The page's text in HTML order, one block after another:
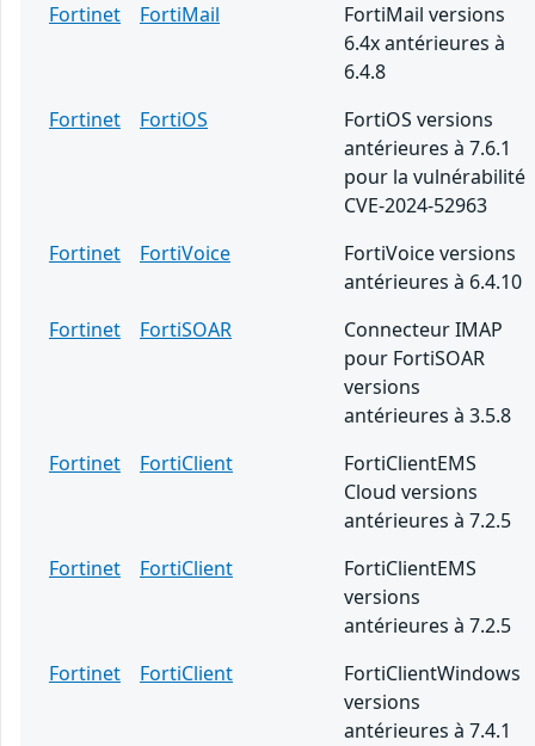
Fortinet
FortiMail
FortiMail versions
6.4x antérieures à
6.4.8
Fortinet
FortiOS
FortiOS versions
antérieures à 7.6.1
pour la vulnérabilité
CVE-2024-52963
Fortinet
FortiVoice
FortiVoice versions
antérieures à 6.4.10
Fortinet
FortiSOAR
Connecteur IMAP
pour FortiSOAR
versions
antérieures à 3.5.8
Fortinet
FortiClient
FortiClientEMS
Cloud versions
antérieures à 7.2.5
Fortinet
FortiClient
FortiClientEMS
versions
antérieures à 7.2.5
Fortinet
FortiClient
FortiClientWindows
versions
antérieures à 7.4.1